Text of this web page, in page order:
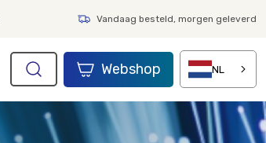
Vandaag besteld, morgen geleverd
Webshop NL